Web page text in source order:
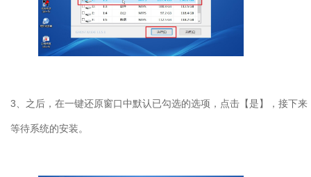
3 、之后，在一键还原窗口中默认已勾选的选项，点击【是】，接下来
等待系统的安装。